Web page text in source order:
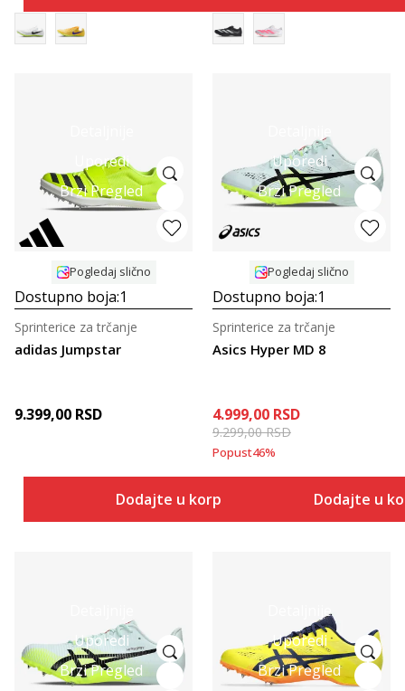
Uporedi
Brzi Pregled
Pogledaj slično
Dostupno boja:1
adidas Jumpstar
Sprinterice za trčanje
9.399,00 RSD
Dodajte u korpu
Uporedi
Brzi Pregled
Pogledaj slično
Dostupno boja:1
Asics Hyper MD 8
Sprinterice za trčanje
4.999,00 RSD
9.299,00RSD
Popust46%
Dodajte u
Uporedi
Brzi Pregled
Detaljnije
Uporedi
Brzi Pregled